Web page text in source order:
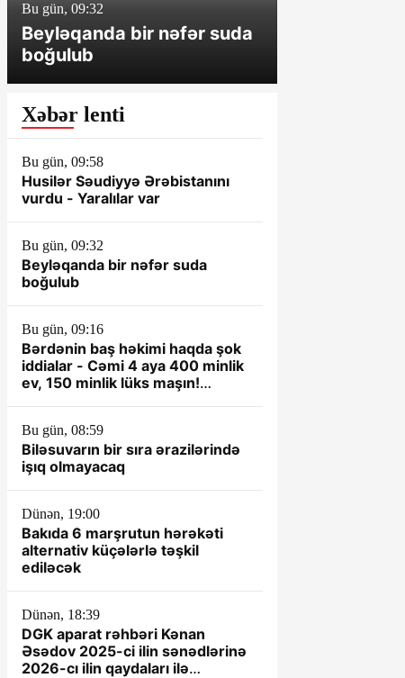
Bu gün, 09:32
Beyləqanda bir nəfər suda
boğulub
Xəbər lenti
Bu gün, 09:58
Husilər Səudiyyə Ərəbistanını
vurdu - Yaralılar var
Bu gün, 09:32
Beyləqanda bir nəfər suda
boğulub
Bu gün, 09:16
Bərdənin baş həkimi haqda şok
iddialar - Cəmi 4 aya 400 minlik
ev, 150 minlik lüks maşın!
Bu gün, 08:59
Biləsuvarın bir sıra ərazilərində
işıq olmayacaq
Dünən, 19:00
Bakıda 6 marşrutun hərəkəti
alternativ küçələrlə təşkil
ediləcək
Dünən, 18:39
DGK aparat rəhbəri Kənan
Əsədov 2025-ci ilin sənədlərinə
2026-cı ilin qaydaları ilə